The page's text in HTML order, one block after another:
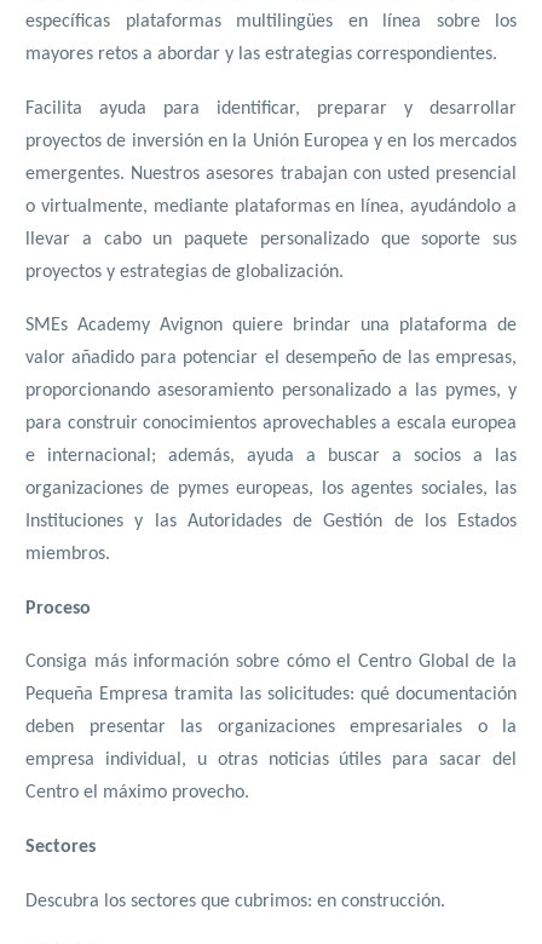
específicas plataformas multilingües en línea sobre los
mayores retos a abordar y las estrategias correspondientes.
Facilita ayuda para identificar, preparar y desarrollar
proyectos de inversión en la Unión Europea y en los mercados
emergentes. Nuestros asesores trabajan con usted presencial
o virtualmente, mediante plataformas en línea, ayudándolo a
llevar a cabo un paquete personalizado que soporte sus
proyectos y estrategias de globalización.
SMEs Academy Avignon quiere brindar una plataforma de
valor añadido para potenciar el desempeño de las empresas,
proporcionando asesoramiento personalizado a las pymes, y
para construir conocimientos aprovechables a escala europea
e internacional; además, ayuda a buscar a socios a las
organizaciones de pymes europeas, los agentes sociales, las
Instituciones y las Autoridades de Gestión de los Estados
miembros.
Proceso
Consiga más información sobre cómo el Centro Global de la
Pequeña Empresa tramita las solicitudes: qué documentación
deben presentar las organizaciones empresariales o la
empresa individual, u otras noticias útiles para sacar del
Centro el máximo provecho.
Sectores
Descubra los sectores que cubrimos: en construcción.